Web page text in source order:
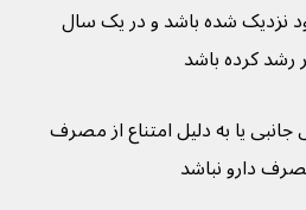
نزدیک شده باشد و در یک سال
یا به دلیل امتناع از مصرف
دارو نباشد